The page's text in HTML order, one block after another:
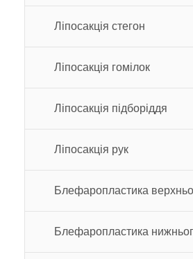
Ліпосакція стегон
Ліпосакція гомілок
Ліпосакція підборіддя
Ліпосакція рук
Блефаропластика
Блефаропластика